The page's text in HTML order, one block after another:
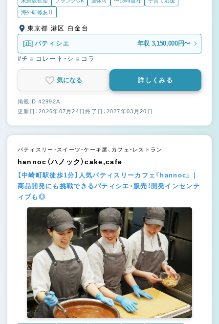
海外研修あり
東京都 港区 白金台
[正] パティシエ 年収 3,150,000円〜
#チョコレート・ショコラ
気になる 詳しくみる
掲載ID 42992A
更新日：2026年07月24日終了日：2027年03月20日
パティスリー・スイーツ・ケーキ屋、カフェ・レストラン
hannoc（ハノック）cake,cafe
【中崎町駅徒歩1分】人気パティスリーカフェ『hannoc』｜
商品開発にも挑戦できるパティシエ・販売！開発インセンテ
ィブも◎